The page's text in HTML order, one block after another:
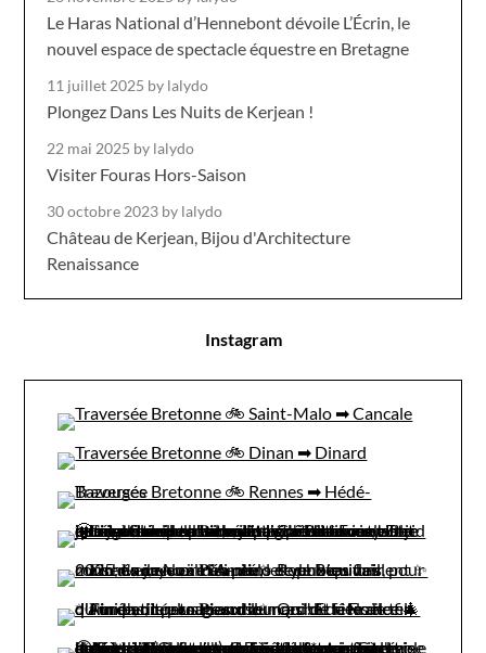
Le Haras National d’Hennebont dévoile L’Écrin, le
nouvel espace de spectacle équestre en Bretagne
11 juillet 2025 by lalydo
Plongez Dans Les Nuits de Kerjean !
22 mai 2025 by lalydo
Visiter Fouras Hors-Saison
30 octobre 2023 by lalydo
Château de Kerjean, Bijou d'Architecture
Renaissance
Instagram